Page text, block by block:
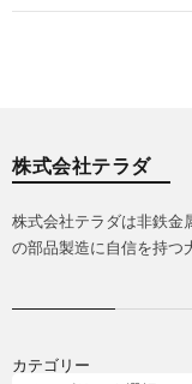
株式会社テラダ
株式会社テラダは非鉄金
の部品製造に自信を持つ
カテゴリー